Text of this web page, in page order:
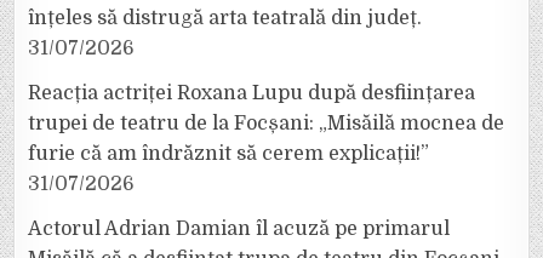
înțeles să distrugă arta teatrală din județ.
31/07/2026
Reacția actriței Roxana Lupu după desființarea
trupei de teatru de la Focșani: „Misăilă mocnea de
furie că am îndrăznit să cerem explicații!”
31/07/2026
Actorul Adrian Damian îl acuză pe primarul